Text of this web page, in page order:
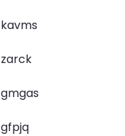
kavms
zarck
gmgas
gfpjq